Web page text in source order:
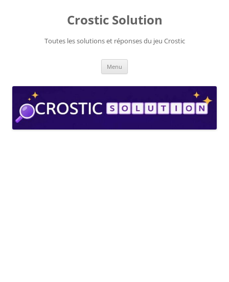
Crostic Solution
Toutes les solutions et réponses du jeu Crostic
Menu